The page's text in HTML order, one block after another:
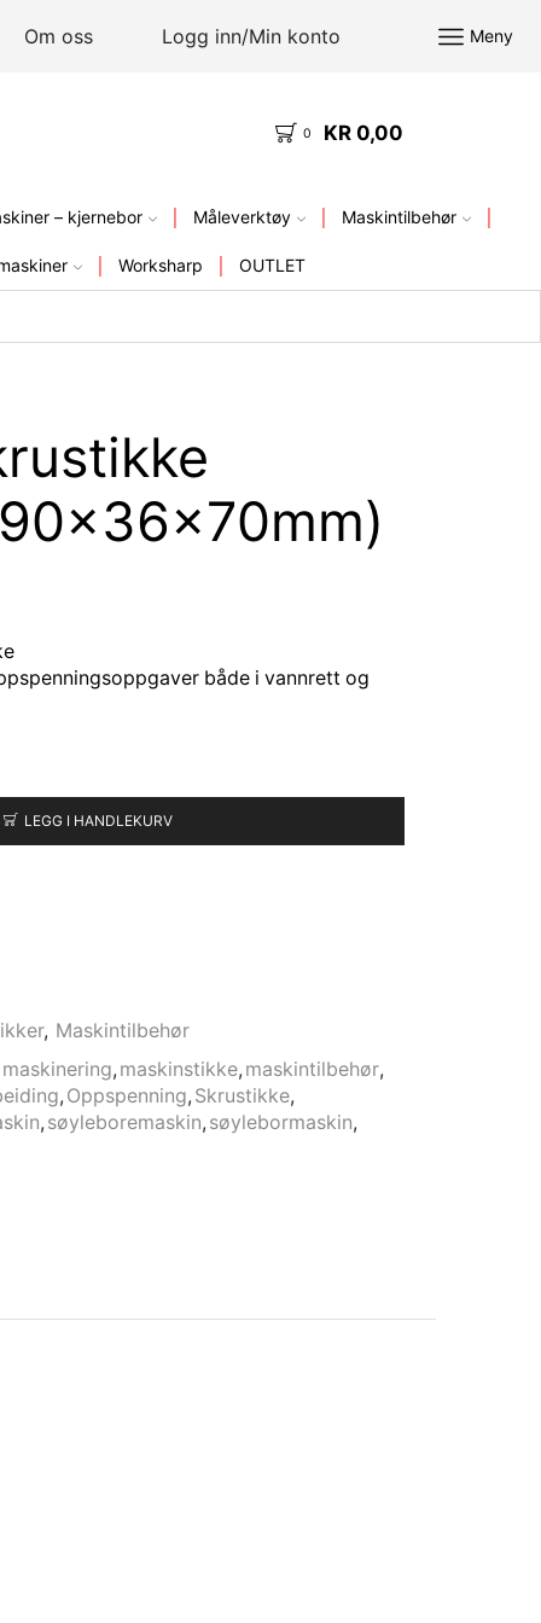
Om oss Logg inn/Min konto Meny
KVALITETSVERKTØY – FRA LAGER I NORGE
0 KR0,00
– kjernebor Måleverktøy Maskintilbehør
Worksharp OUTLET
både i vannrett og
LEGG I HANDLEKURV
, Maskintilbehør
maskinering, maskinstikke, maskintilbehør,
, Oppspenning, Skrustikke,
, søyleboremaskin, søylebormaskin,